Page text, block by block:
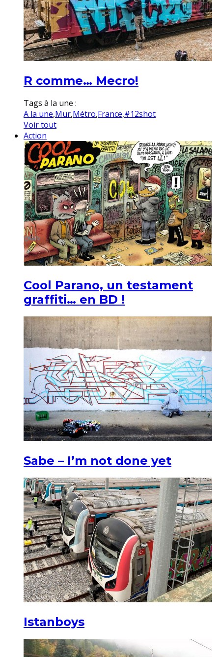
R comme… Mecro!
Tags à la une :
A la une,Mur,Métro,France,#12shot
Voir tout
Action
Cool Parano, un testament
graffiti… en BD !
Sabe – I’m not done yet
Istanboys